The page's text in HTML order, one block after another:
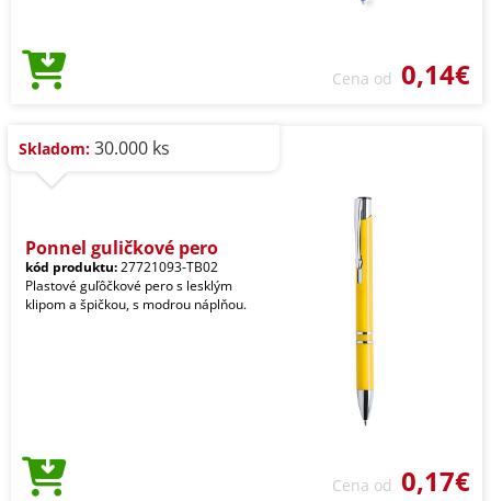
Cena od 0,14€
Skladom: 30.000 ks
Ponnel guličkové pero
kód produktu:27721093-TB02
Plastové guľôčkové pero s lesklým
klipom a špičkou, s modrou náplňou.
Cena od 0,17€